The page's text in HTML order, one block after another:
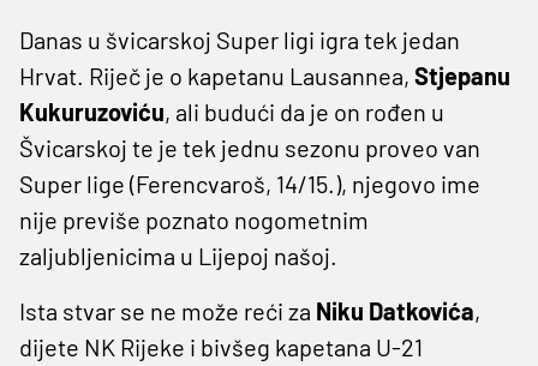
Danas u švicarskoj Super ligi igra tek jedan
Hrvat. Riječ je o kapetanu Lausannea, Stjepanu
Kukuruzoviću, ali budući da je on rođen u
Švicarskoj te je tek jednu sezonu proveo van
Super lige (Ferencvaroš, 14/15.), njegovo ime
nije previše poznato nogometnim
zaljubljenicima u Lijepoj našoj.
Ista stvar se ne može reći za Niku Datkovića,
dijete NK Rijeke i bivšeg kapetana U-21